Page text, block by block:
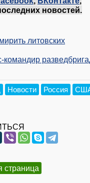
новостей.
литовских
командир
Новости Россия